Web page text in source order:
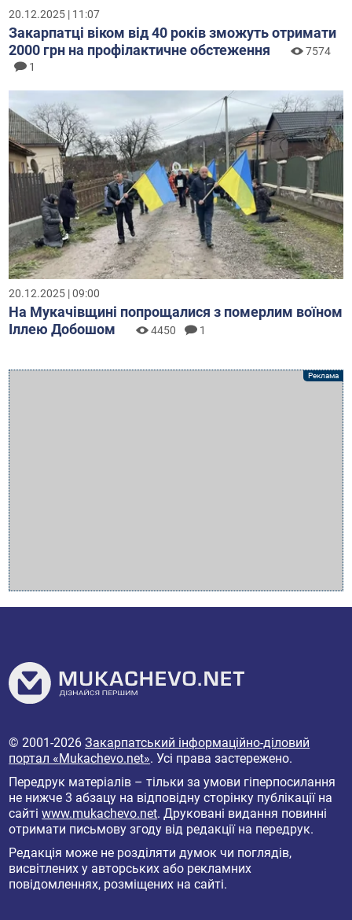
20.12.2025 | 11:07
Закарпатці віком від 40 років зможуть отримати
2000 грн на профілактичне обстеження
7574
1
20.12.2025 | 09:00
На Мукачівщині попрощалися з померлим воїном
Іллею Добошом
4450 1
© 2001-2026Закарпатський інформаційно-діловий
портал «Mukachevo.net». Усі права застережено.
Передрук матеріалів – тільки за умови гіперпосилання
не нижче 3 абзацу на відповідну сторінку публікації на
сайтіwww.mukachevo.net. Друковані видання повинні
отримати письмову згоду від редакції на передрук.
Редакція може не розділяти думок чи поглядів,
висвітлених у авторських або рекламних
повідомленнях, розміщених на сайті.